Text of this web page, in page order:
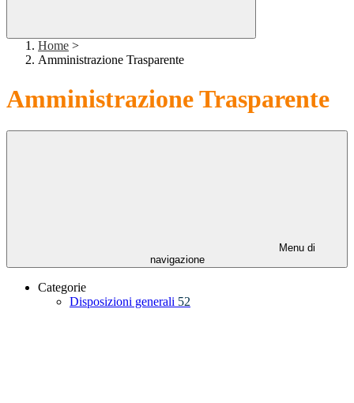
Home >
Amministrazione Trasparente
Amministrazione Trasparente
Menu di
navigazione
Categorie
Disposizioni generali 52